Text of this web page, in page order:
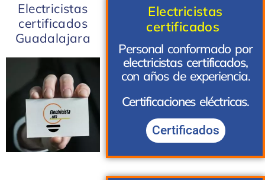
Electricistas
certificados
Guadalajara
Electricistas
certificados
Personal conformado por
electricistas certificados,
con años de experiencia.
Certificaciones eléctricas.
Certificados